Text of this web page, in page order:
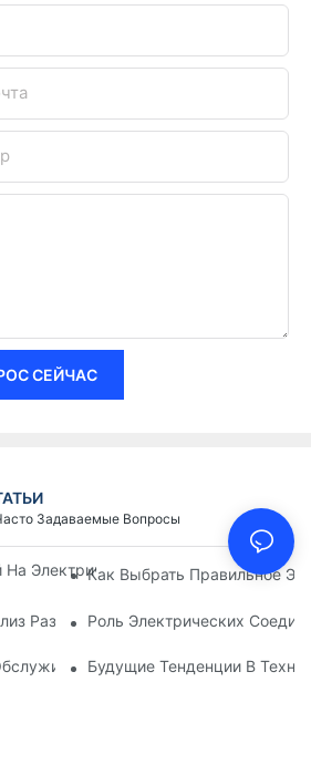
СЕЙЧАС
Задаваемые Вопросы
На Электрические Соединения В
Как Выбрать Правильное
Различных Типов Электрических
Роль Электрических
Электрических
Будущие Тенденции В